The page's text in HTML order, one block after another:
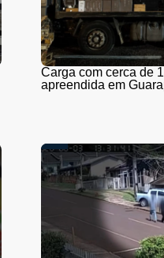
Carga com cerca de
apreendida em